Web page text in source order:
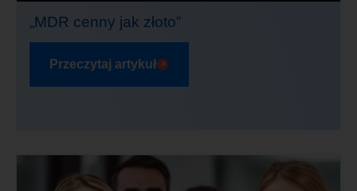
„MDR cenny jak złoto”
Przeczytaj artykuł